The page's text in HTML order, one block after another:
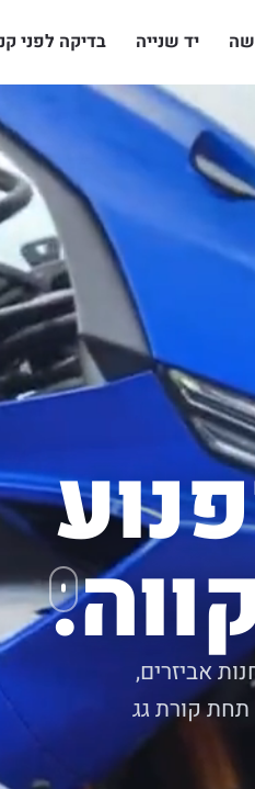
יד שנייה בדיקה לפני
אביזרים,
תחת קורת גג